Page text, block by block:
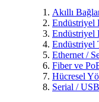
Akıllı
Endüstriyel
Endüstriyel
Endüstriyel
Ethernet /
Fiber ve
Hücresel
Serial /